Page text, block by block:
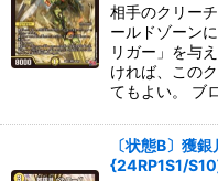
相手のクリー
ールドゾーン
リガー」を与
ければ、この
てもよい。 ブ
〔状態B〕獲
{24RP1S1/